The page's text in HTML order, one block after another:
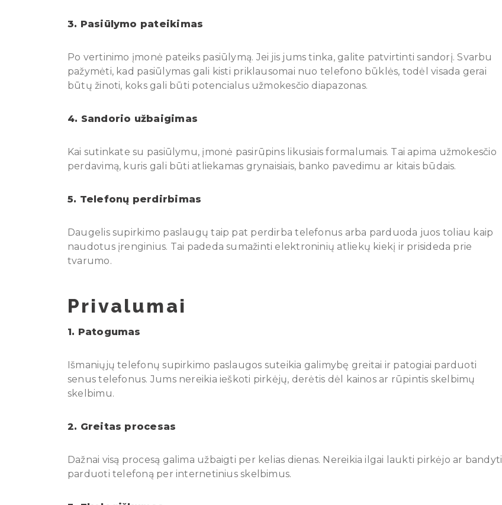
3. Pasiūlymo pateikimas
Po vertinimo įmonė pateiks pasiūlymą. Jei jis jums tinka, galite patvirtinti sandorį. Svarbu
pažymėti, kad pasiūlymas gali kisti priklausomai nuo telefono būklės, todėl visada gerai
būtų žinoti, koks gali būti potencialus užmokesčio diapazonas.
4. Sandorio užbaigimas
Kai sutinkate su pasiūlymu, įmonė pasirūpins likusiais formalumais. Tai apima užmokesčio
perdavimą, kuris gali būti atliekamas grynaisiais, banko pavedimu ar kitais būdais.
5. Telefonų perdirbimas
Daugelis supirkimo paslaugų taip pat perdirba telefonus arba parduoda juos toliau kaip
naudotus įrenginius. Tai padeda sumažinti elektroninių atliekų kiekį ir prisideda prie
tvarumo.
Privalumai
1. Patogumas
Išmaniųjų telefonų supirkimo paslaugos suteikia galimybę greitai ir patogiai parduoti
senus telefonus. Jums nereikia ieškoti pirkėjų, derėtis dėl kainos ar rūpintis skelbimų
skelbimu.
2. Greitas procesas
Dažnai visą procesą galima užbaigti per kelias dienas. Nereikia ilgai laukti pirkėjo ar bandyti
parduoti telefoną per internetinius skelbimus.